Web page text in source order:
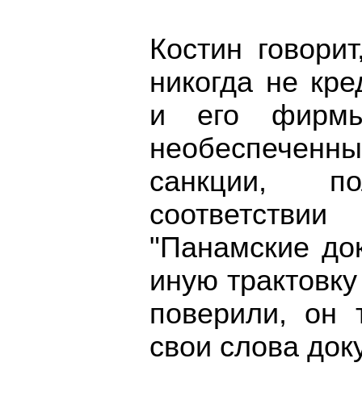
Костин
никогда не
и его
санкции,
"Панамские
иную
поверили, он
свои слова